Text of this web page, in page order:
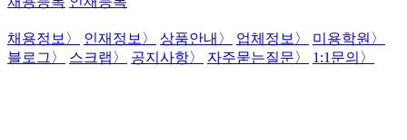
채용정보 〉 인재정보 〉 상품안내 〉 업체정보 〉 미용학원 〉
블로그 〉 스크랩 〉 공지사항〉 자주묻는질문〉 1:1문의 〉